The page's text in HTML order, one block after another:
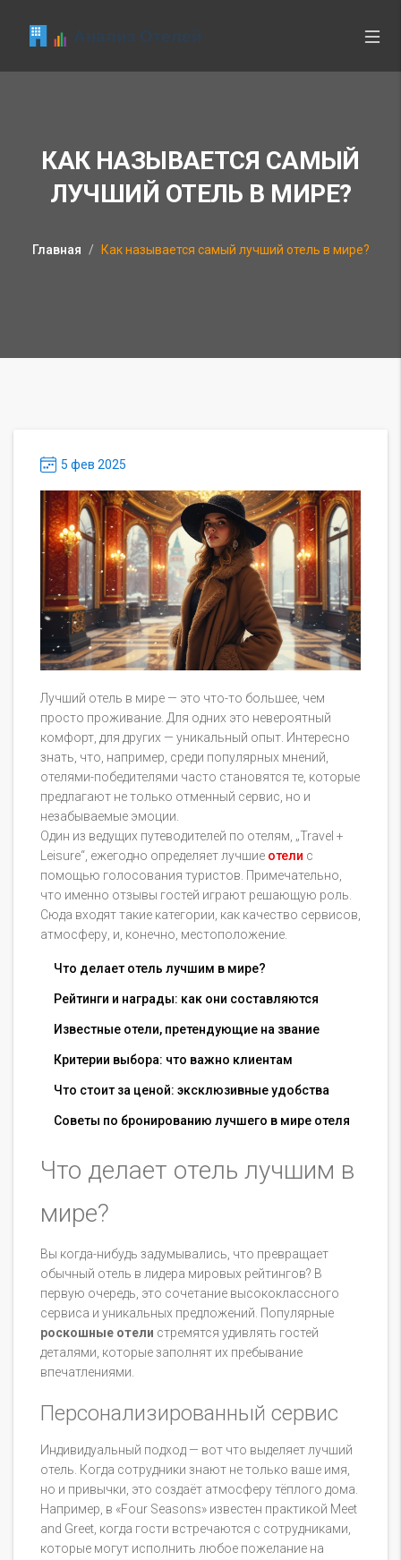
КАК НАЗЫВАЕТСЯ САМЫЙ
ЛУЧШИЙ ОТЕЛЬ В МИРЕ?
Главная Как называется самый лучший отель в мире?
5 фев 2025
Лучший отель в мире — это что-то большее, чем
просто проживание. Для одних это невероятный
комфорт, для других — уникальный опыт. Интересно
знать, что, например, среди популярных мнений,
отелями-победителями часто становятся те, которые
предлагают не только отменный сервис, но и
незабываемые эмоции.
Один из ведущих путеводителей по отелям, „Travel +
Leisure“, ежегодно определяет лучшие отели с
помощью голосования туристов. Примечательно,
что именно отзывы гостей играют решающую роль.
Сюда входят такие категории, как качество сервисов,
атмосферу, и, конечно, местоположение.
Что делает отель лучшим в мире?
Рейтинги и награды: как они составляются
Известные отели, претендующие на звание
Критерии выбора: что важно клиентам
Что стоит за ценой: эксклюзивные удобства
Советы по бронированию лучшего в мире отеля
Что делает отель лучшим в
мире?
Вы когда-нибудь задумывались, что превращает
обычный отель в лидера мировых рейтингов? В
первую очередь, это сочетание высококлассного
сервиса и уникальных предложений. Популярные
роскошные отели стремятся удивлять гостей
деталями, которые заполнят их пребывание
впечатлениями.
Персонализированный сервис
Индивидуальный подход — вот что выделяет лучший
отель. Когда сотрудники знают не только ваше имя,
но и привычки, это создаёт атмосферу тёплого дома.
Например, в «Four Seasons» известен практикой Meet
and Greet, когда гости встречаются с сотрудниками,
которые могут исполнить любое пожелание на